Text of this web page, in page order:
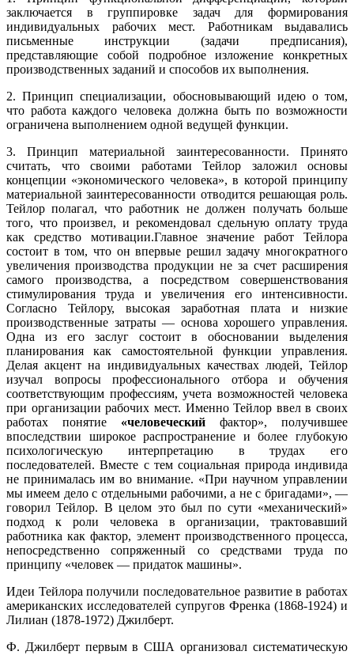
заключается в группировке задач для формирования
индивидуальных рабочих мест. Работникам выдавались
письменные инструкции (задачи предписания),
представляющие собой подробное изложение конкретных
производственных заданий и способов их выполнения.
2. Принцип специализации, обосновывающий идею о том,
что работа каждого человека должна быть по возможности
ограничена выполнением одной ведущей функции.
3. Принцип материальной заинтересованности. Принято
считать, что своими работами Тейлор заложил основы
концепции «экономического человека», в которой принципу
материальной заинтересованности отводится решающая роль.
Тейлор полагал, что работник не должен получать больше
того, что произвел, и рекомендовал сдельную оплату труда
как средство мотивации.Главное значение работ Тейлора
состоит в том, что он впервые решил задачу многократного
увеличения производства продукции не за счет расширения
самого производства, а посредством совершенствования
стимулирования труда и увеличения его интенсивности.
Согласно Тейлору, высокая заработная плата и низкие
производственные затраты — основа хорошего управления.
Одна из его заслуг состоит в обосновании выделения
планирования как самостоятельной функции управления.
Делая акцент на индивидуальных качествах людей, Тейлор
изучал вопросы профессионального отбора и обучения
соответствующим профессиям, учета возможностей человека
при организации рабочих мест. Именно Тейлор ввел в своих
работах понятие «человеческий фактор», получившее
впоследствии широкое распространение и более глубокую
психологическую интерпретацию в трудах его
последователей. Вместе с тем социальная природа индивида
не принималась им во внимание. «При научном управлении
мы имеем дело с отдельными рабочими, а не с бригадами», —
говорил Тейлор. В целом это был по сути «механический»
подход к роли человека в организации, трактовавший
работника как фактор, элемент производственного процесса,
непосредственно сопряженный со средствами труда по
принципу «человек — придаток машины».
Идеи Тейлора получили последовательное развитие в работах
американских исследователей супругов Френка (1868-1924) и
Лилиан (1878-1972) Джилберт.
Ф. Джилберт первым в США организовал систематическую